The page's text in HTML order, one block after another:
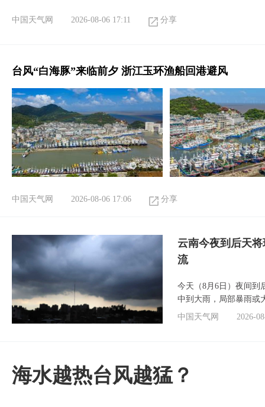
中国天气网 2026-08-06 17:11 分享
台风“白海豚”来临前夕 浙江玉环渔船回港避风
中国天气网 2026-08-06 17:06 分享
云南今夜到后天
流
今天（8月6日）夜间到
中到大雨，局部暴雨或
中国天气网
2026-
海水越热台风越猛？